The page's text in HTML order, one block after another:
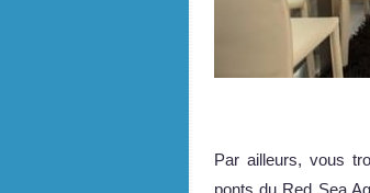
Par ailleurs, vous
ponts du Red Sea